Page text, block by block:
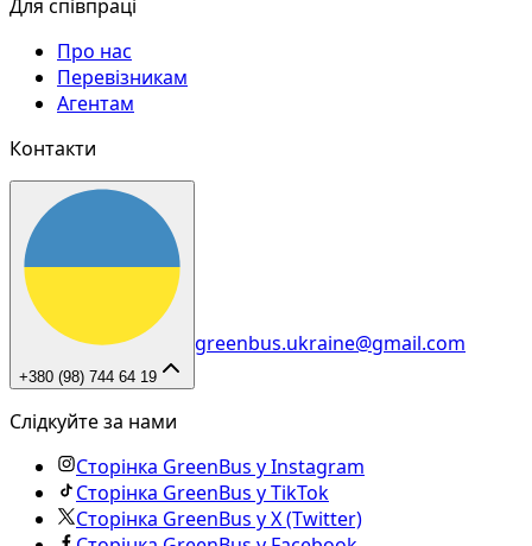
Для співпраці
Про нас
Перевізникам
Агентам
Контакти
+380 (98) 744 64 19
greenbus.ukraine@gmail.com
Слідкуйте за нами
Сторінка GreenBus у Instagram
Сторінка GreenBus у TikTok
Сторінка GreenBus у X (Twitter)